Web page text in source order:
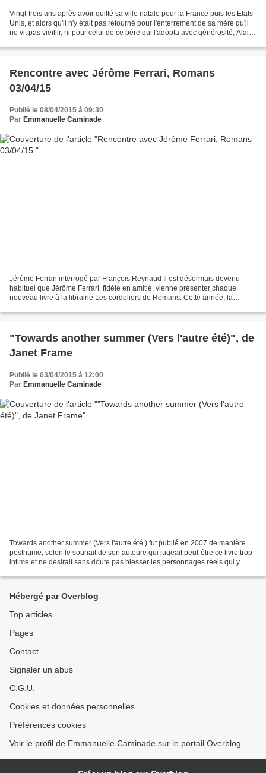
Vingt-trois ans après avoir quitté sa ville natale pour la France puis les Etats-
Unis, et alors qu'il n'y était pas retourné pour l'enterrement de sa mère qu'il
ne vit pas vieillir, ni pour celui de ce père qui l'adopta avec générosité, Alain
Rencontre avec Jérôme Ferrari, Romans
03/04/15
Publié le 08/04/2015 à 09:30
Par Emmanuelle Caminade
Jérôme Ferrari interrogé par François Reynaud Il est désormais devenu
habituel que Jérôme Ferrari, fidèle en amitié, vienne présenter chaque
nouveau livre à la librairie Les cordeliers de Romans. Cette année, la
"Towards another summer (Vers l'autre été)", de
Janet Frame
Publié le 03/04/2015 à 12:00
Par Emmanuelle Caminade
Towards another summer (Vers l'autre été ) fut publié en 2007 de manière
posthume, selon le souhait de son auteure qui jugeait peut-être ce livre trop
intime et ne désirait sans doute pas blesser les personnages réels qui y
Hébergé par Overblog
Top articles
Pages
Contact
Signaler un abus
C.G.U.
Cookies et données personnelles
Préférences cookies
Voir le profil de Emmanuelle Caminade sur le portail Overblog